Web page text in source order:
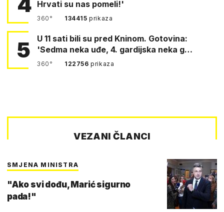
Hrvati su nas pomeli!'
360° 134415prikaza
5
U 11 sati bili su pred Kninom. Gotovina:
'Sedma neka uđe, 4. gardijska neka g…
360° 122756prikaza
VEZANI ČLANCI
SMJENA MINISTRA
"Ako svi dođu, Marić sigurno
pada!"